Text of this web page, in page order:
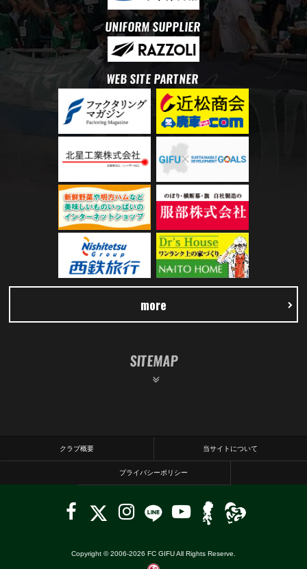
UNIFORM SUPPLIER
WEB SITE PARTNER
more
SITEMAP
クラブ概要 当サイトについて
プライバシーポリシー
Copyright © 2006-2026 FC GIFU All Rights Reserve.